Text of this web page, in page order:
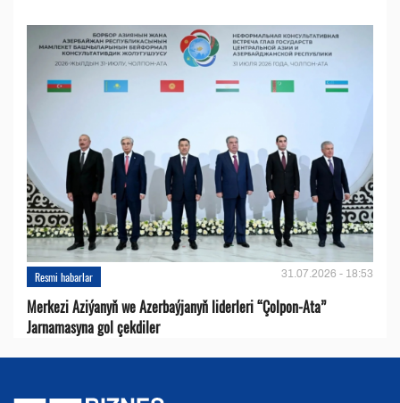
Resmi habarlar 31.07.2026 - 18:53
Merkezi Aziýanyň we Azerbaýjanyň liderleri “Çolpon-Ata”
Jarnamasyna gol çekdiler